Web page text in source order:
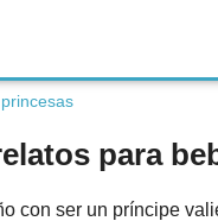
para
con ser un príncipe